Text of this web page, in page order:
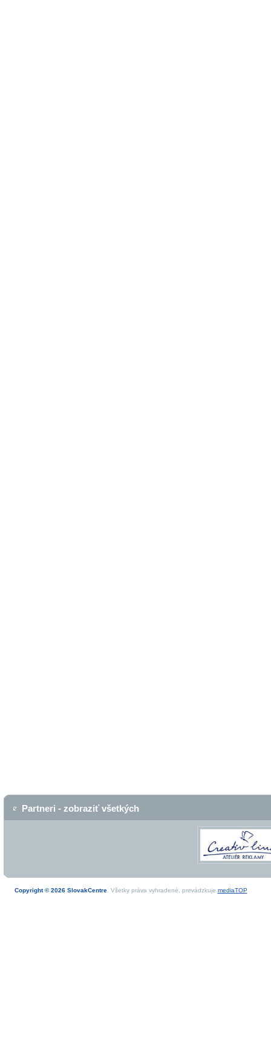
Partneri - zobraziť všetkých
Copyright © 2026 SlovakCentre. Všetky práva vyhradené, prevádzkuje mediaTOP